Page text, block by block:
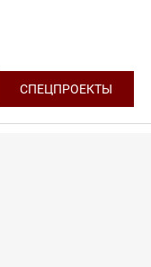
СПЕЦПРОЕКТЫ